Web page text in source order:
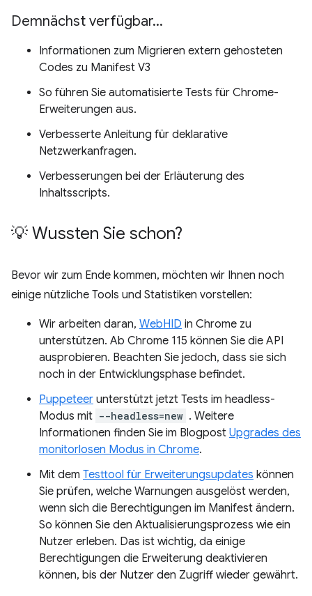
Demnächst verfügbar...
Informationen zum Migrieren extern gehosteten
Codes zu Manifest V3
So führen Sie automatisierte Tests für Chrome-
Erweiterungen aus.
Verbesserte Anleitung für deklarative
Netzwerkanfragen.
Verbesserungen bei der Erläuterung des
Inhaltsscripts.
💡 Wussten Sie schon?
Bevor wir zum Ende kommen, möchten wir Ihnen noch
einige nützliche Tools und Statistiken vorstellen:
Wir arbeiten daran, WebHID in Chrome zu
unterstützen. Ab Chrome 115 können Sie die API
ausprobieren. Beachten Sie jedoch, dass sie sich
noch in der Entwicklungsphase befindet.
Puppeteer unterstützt jetzt Tests im headless-
Modus mit --headless=new . Weitere
Informationen finden Sie im Blogpost Upgrades des
monitorlosen Modus in Chrome.
Mit dem Testtool für Erweiterungsupdates können
Sie prüfen, welche Warnungen ausgelöst werden,
wenn sich die Berechtigungen im Manifest ändern.
So können Sie den Aktualisierungsprozess wie ein
Nutzer erleben. Das ist wichtig, da einige
Berechtigungen die Erweiterung deaktivieren
können, bis der Nutzer den Zugriff wieder gewährt.